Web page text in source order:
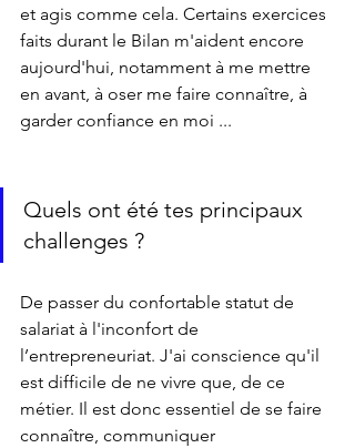
et agis comme cela. Certains exercices
faits durant le Bilan m'aident encore
aujourd'hui, notamment à me mettre
en avant, à oser me faire connaître, à
garder confiance en moi ...
Quels ont été tes principaux
challenges ?
De passer du confortable statut de
salariat à l'inconfort de
l’entrepreneuriat. J'ai conscience qu'il
est difficile de ne vivre que, de ce
métier. Il est donc essentiel de se faire
connaître, communiquer